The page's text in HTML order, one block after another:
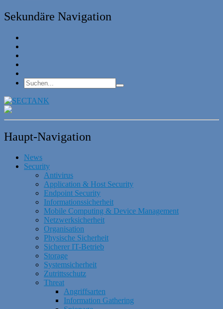
Sekundäre Navigation
Haupt-Navigation
News
Security
Antivirus
Application & Host Security
Endpoint Security
Informationssicherheit
Mobile Computing & Device Management
Netzwerksicherheit
Organisation
Physische Sicherheit
Sicherer IT-Betrieb
Storage
Systemsicherheit
Zutrittsschutz
Threat
Angriffsarten
Information Gathering